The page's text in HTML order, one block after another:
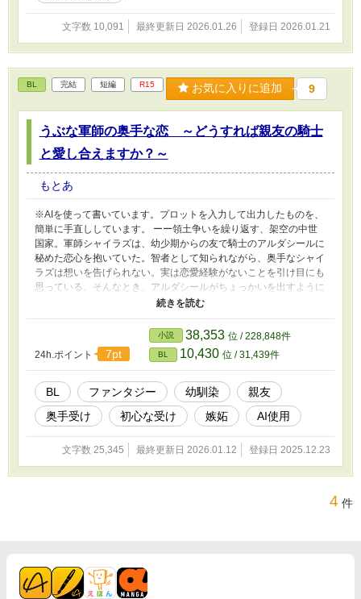
文字数 10,091 最終更新日 2026.01.26 登録日 2026.01.21
BL 完結 短編 R15 お気に入りに追加 9
うぶな軍師の奥手な恋 ～どうすれば親友の騎士
と愛し合えますか？～
もとあ
※AIを使って書いています。プロットを入力して出力したものを、
簡単に手直ししています。 ーー領土争いを繰り返す、架空の中世
国家。軍師シャイラズは、幼少期からの友で騎士のアルダシールに
秘めた恋心を抱いていた。智者として知られながら、奥手なシャイ
ラズは想いを告げられない。実は恋愛経験がないことを引け目にも
思っている。そんなとき、アルダシールがちょっかいを出すように
体に触れてくる。免疫のないシャイラズは動揺して……。 1/7追
記 完結しました。お読みいただきありがとうございます！
24h.ポイント 7pt
小説 38,353 位 / 228,848件
BL 10,430 位 / 31,439件
BL ファンタジー 幼馴染
親友
奥手受け
初心な受け 嫉妬 AI使用
文字数 25,345 最終更新日 2026.01.12 登録日 2025.12.23
4 件